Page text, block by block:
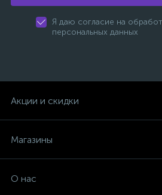
Я даю согласие на
персональных данных
Акции и скидки
Магазины
О нас